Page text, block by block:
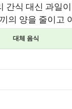
간식 대신 과일
의 양을 줄이고
대체 음식